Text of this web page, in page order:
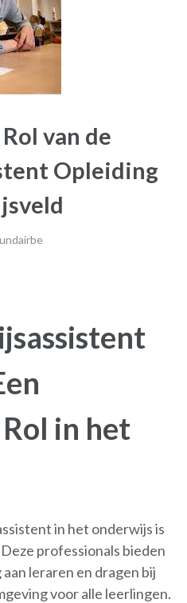
van de
Opleiding
in het
in het onderwijs is
professionals bieden
leraren en dragen bij
voor alle leerlingen.